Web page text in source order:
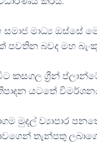
සමාජ මාධ්‍ය ඔස්සේ
පවතින බවද මහ
කසගල ග්‍රීන්
යටතේ
මුදල් ව්‍යාපාර
තැන්පතු